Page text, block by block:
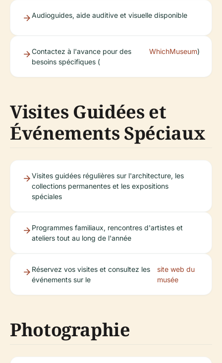
Audioguides, aide auditive et visuelle disponible
Contactez à l'avance pour des
besoins spécifiques (
WhichMuseum)
Visites Guidées et
Événements Spéciaux
Visites guidées régulières sur l'architecture, les
collections permanentes et les expositions
spéciales
Programmes familiaux, rencontres d'artistes et
ateliers tout au long de l'année
Réservez vos visites et consultez les
événements sur le
site web du
musée
Photographie